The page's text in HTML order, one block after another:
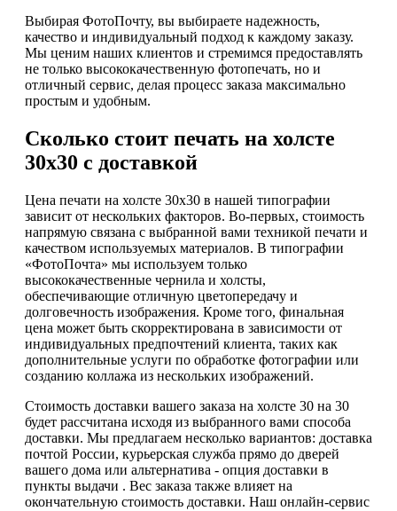
Выбирая ФотоПочту, вы выбираете надежность,
качество и индивидуальный подход к каждому заказу.
Мы ценим наших клиентов и стремимся предоставлять
не только высококачественную фотопечать, но и
отличный сервис, делая процесс заказа максимально
простым и удобным.
Сколько стоит печать на холсте
30х30 с доставкой
Цена печати на холсте 30х30 в нашей типографии
зависит от нескольких факторов. Во-первых, стоимость
напрямую связана с выбранной вами техникой печати и
качеством используемых материалов. В типографии
«ФотоПочта» мы используем только
высококачественные чернила и холсты,
обеспечивающие отличную цветопередачу и
долговечность изображения. Кроме того, финальная
цена может быть скорректирована в зависимости от
индивидуальных предпочтений клиента, таких как
дополнительные услуги по обработке фотографии или
созданию коллажа из нескольких изображений.
Стоимость доставки вашего заказа на холсте 30 на 30
будет рассчитана исходя из выбранного вами способа
доставки. Мы предлагаем несколько вариантов: доставка
почтой России, курьерская служба прямо до дверей
вашего дома или альтернатива - опция доставки в
пункты выдачи . Вес заказа также влияет на
окончательную стоимость доставки. Наш онлайн-сервис